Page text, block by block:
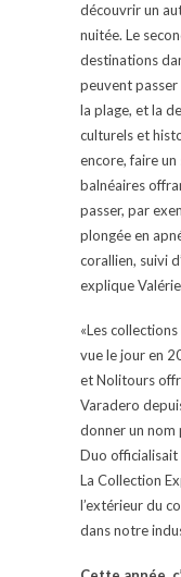
découvrir un
nuitée. Le
destinations
peuvent
la plage, et la
culturels et
encore, faire
balnéaires
passer, par
plongée en
corallien, suivi
explique
«Les
vue le jour en
et Nolitours
Varadero
donner un nom
Duo
La Collection
l’extérieur du
dans notre